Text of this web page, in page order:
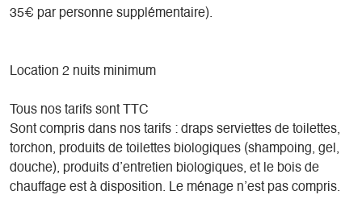
35€ par personne supplémentaire).
Location 2 nuits minimum
Tous nos tarifs sont TTC
Sont compris dans nos tarifs : draps serviettes de toilettes,
torchon, produits de toilettes biologiques (shampoing, gel,
douche), produits d’entretien biologiques, et le bois de
chauffage est à disposition. Le ménage n’est pas compris.